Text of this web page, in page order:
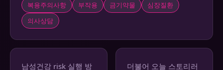
복용주의사항 부작용 금기약물
심장질환
의사상담
남성건강 risk 실행 방
더불어 오늘 스토리러